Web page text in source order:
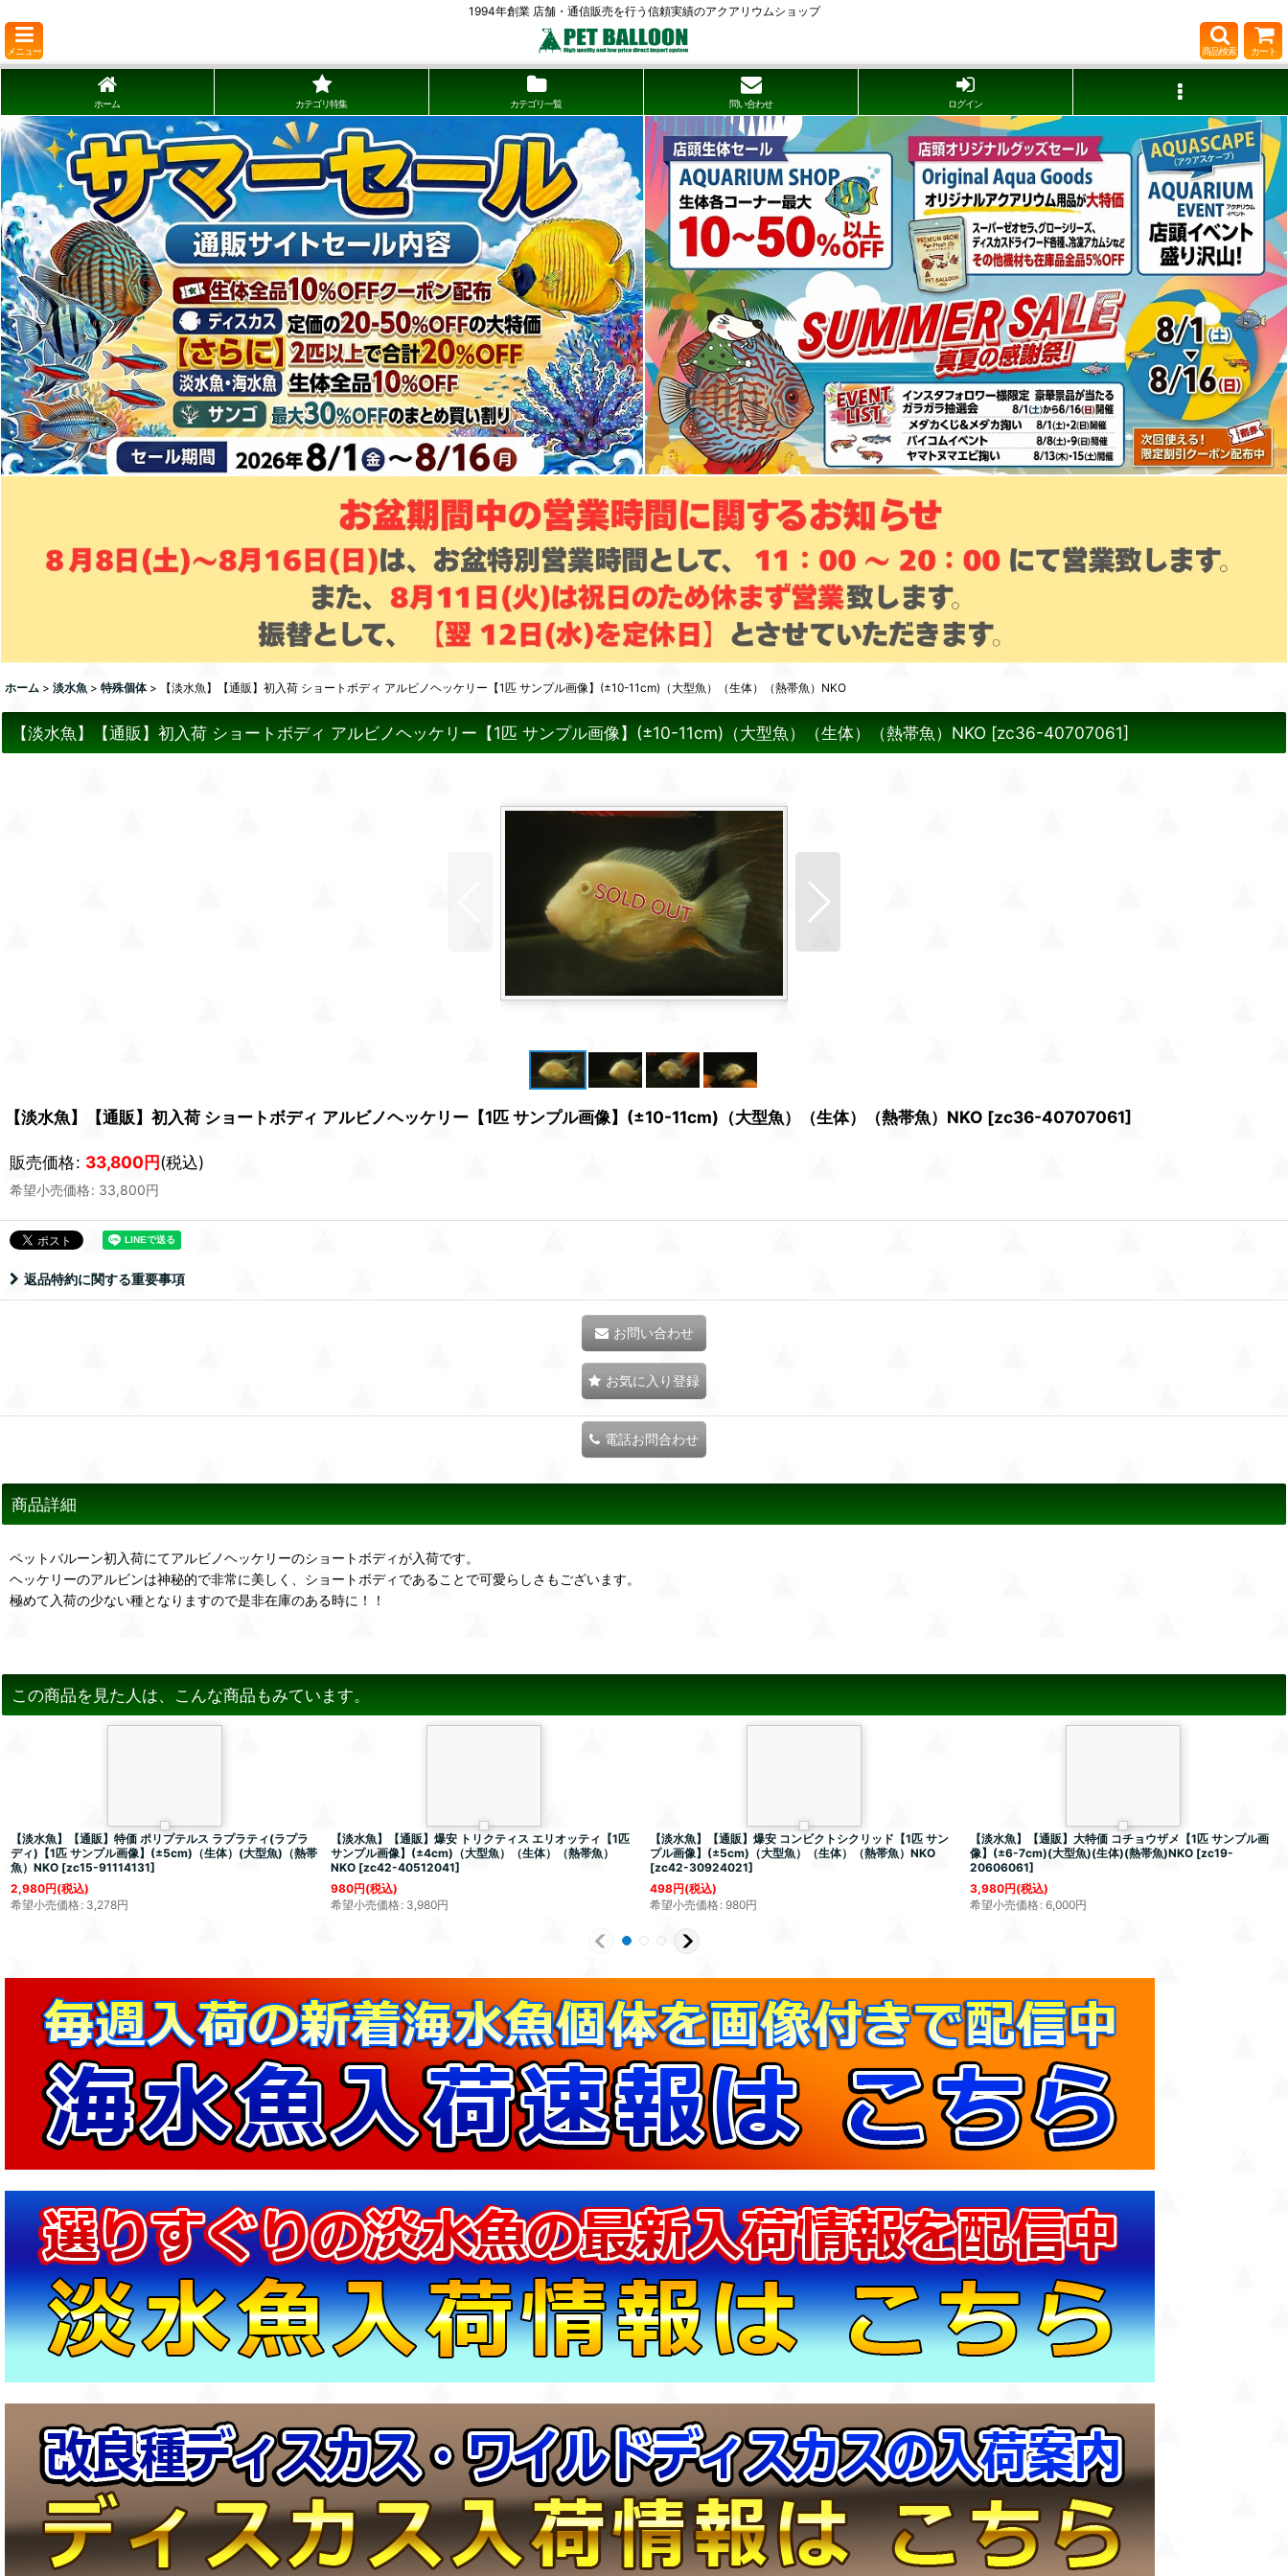
1994年創業 店舗・通信販売を行う信頼実績のアクアリウムショップ
メニュー 商品検索 カート
ホーム カテゴリ特集 カテゴリ一覧 問い合わせ ログイン
ホーム > 淡水魚 > 特殊個体 > 【淡水魚】【通販】初入荷 ショートボディ アルビノヘッケリー【1匹 サンプル画像】(±10-11cm)（大型魚）（生体）（熱帯魚）NKO
【淡水魚】【通販】初入荷 ショートボディ アルビノヘッケリー【1匹 サンプル画像】(±10-11cm)（大型魚）（生体）（熱帯魚）NKO [zc36-40707061]
【淡水魚】【通販】初入荷 ショートボディ アルビノヘッケリー【1匹 サンプル画像】(±10-11cm)（大型魚）（生体）（熱帯魚）NKO [zc36-40707061]
販売価格: 33,800円(税込)
希望小売価格: 33,800円
返品特約に関する重要事項
お問い合わせ
お気に入り登録
電話お問合わせ
商品詳細
ペットバルーン初入荷にてアルビノヘッケリーのショートボディが入荷です。
ヘッケリーのアルビンは神秘的で非常に美しく、ショートボディであることで可愛らしさもございます。
極めて入荷の少ない種となりますので是非在庫のある時に！！
この商品を見た人は、こんな商品もみています。
【淡水魚】【通販】特価 ポリプテルス ラプラティ(ラプラ
ディ)【1匹 サンプル画像】(±5cm)（生体）(大型魚)（熱帯
魚）NKO [zc15-91114131]
2,980円(税込)
希望小売価格: 3,278円
【淡水魚】【通販】爆安 トリクティス エリオッティ【1匹
サンプル画像】(±4cm)（大型魚）（生体）（熱帯魚）
NKO [zc42-40512041]
980円(税込)
希望小売価格: 3,980円
【淡水魚】【通販】爆安 コンビクトシクリッド【1匹 サン
プル画像】(±5cm)（大型魚）（生体）（熱帯魚）NKO
[zc42-30924021]
498円(税込)
希望小売価格: 980円
【淡水魚】【通販】大特価 コチョウザメ【1匹 サンプル画
像】(±6-7cm)(大型魚)(生体)(熱帯魚)NKO [zc19-
20606061]
3,980円(税込)
希望小売価格: 6,000円